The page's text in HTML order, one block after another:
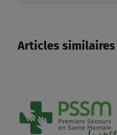
Articles similaires